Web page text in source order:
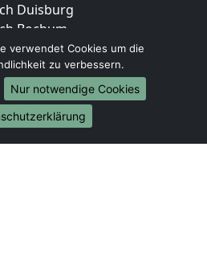
Duisburg
Bochum
Wuppertal
Bielefeld
Bonn
Münster
verwendet Cookies um die
zu verbessern.
Nur notwendige Cookies